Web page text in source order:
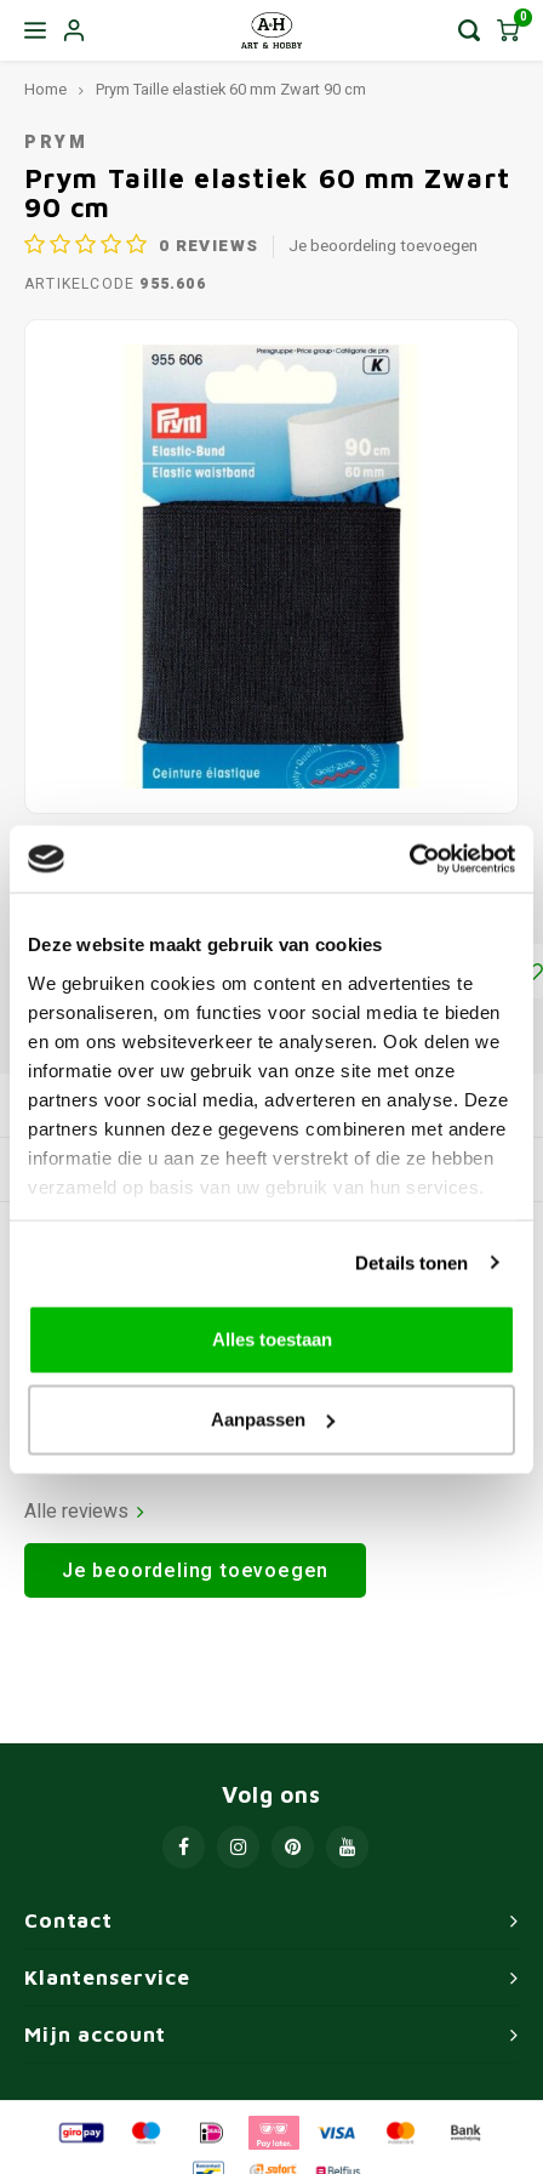
Deze website maakt gebruik van cookies
We gebruiken cookies om content en advertenties te
personaliseren, om functies voor social media te bieden
en om ons websiteverkeer te analyseren. Ook delen we
informatie over uw gebruik van onze site met onze
partners voor social media, adverteren en analyse. Deze
partners kunnen deze gegevens combineren met andere
informatie die u aan ze heeft verstrekt of die ze hebben
verzameld op basis van uw gebruik van hun services.
Details tonen
Alles toestaan
Aanpassen
0
Home Prym Taille elastiek 60 mm Zwart 90 cm
PRYM
Prym Taille elastiek 60 mm Zwart
90 cm
0 REVIEWS Je beoordeling toevoegen
ARTIKELCODE 955.606
€4,90
Toevoegen aan winkelwagen
DELEN:
Productomschrijving
Gerelateerde producten
0Reviews
Alle reviews
Je beoordeling toevoegen
Contact
Volg ons
Klantenservice
Mijn account